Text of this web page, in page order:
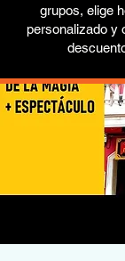
grupos, elige
personalizado y